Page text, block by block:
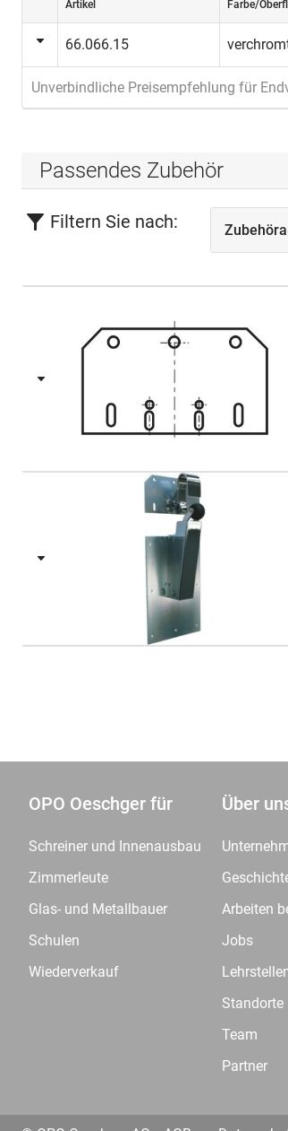
Artikel Farbe/
66.066.15
Unverbindliche Preisempfehlung für
Passendes Zubehör
Filtern Sie nach:
OPO Oeschger für
Schreiner und Innenausbau
Zimmerleute
Glas- und Metallbauer
Schulen
Wiederverkauf
Über
Arbeiten
Jobs
Standorte
Team
Partner